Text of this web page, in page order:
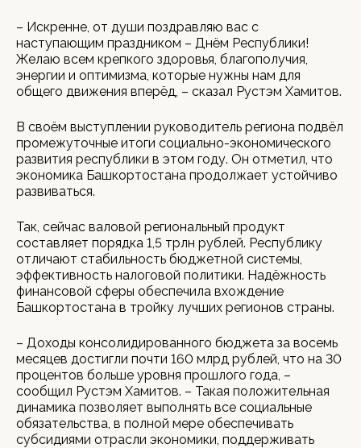
– Искренне, от души поздравляю вас с
наступающим праздником – Днём Республики!
Желаю всем крепкого здоровья, благополучия,
энергии и оптимизма, которые нужны нам для
общего движения вперёд, – сказал Рустэм Хамитов.
В своём выступлении руководитель региона подвёл
промежуточные итоги социально-экономического
развития республики в этом году. Он отметил, что
экономика Башкортостана продолжает устойчиво
развиваться.
Так, сейчас валовой региональный продукт
составляет порядка 1,5 трлн рублей. Республику
отличают стабильность бюджетной системы,
эффективность налоговой политики. Надёжность
финансовой сферы обеспечила вхождение
Башкортостана в тройку лучших регионов страны.
– Доходы консолидированного бюджета за восемь
месяцев достигли почти 160 млрд рублей, что на 30
процентов больше уровня прошлого года, –
сообщил Рустэм Хамитов. – Такая положительная
динамика позволяет выполнять все социальные
обязательства, в полной мере обеспечивать
субсидиями отрасли экономики, поддерживать